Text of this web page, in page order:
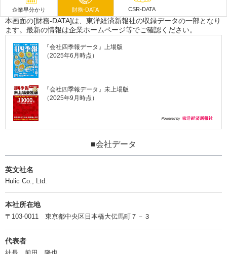
企業早分かり 財務-DATA CSR-DATA
本画面の[財務-DATA]は、東洋経済新報社の収録データの一部となり
ます。最新の情報は企業ホームページ等でご確認ください。
『会社四季報データ』上場版
（2025年6月時点）
『会社四季報データ』未上場版
（2025年9月時点）
■会社データ
英文社名
Hulic Co., Ltd.
本社所在地
〒103-0011 東京都中央区日本橋大伝馬町７－３
代表者